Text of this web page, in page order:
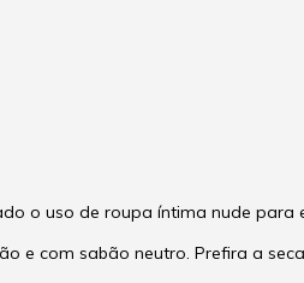
o uso de roupa íntima nude para
e com sabão neutro. Prefira a